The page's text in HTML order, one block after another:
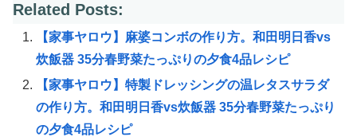
Related Posts:
【家事ヤロウ】麻婆コンボの作り方。和田明日香vs
炊飯器 35分春野菜たっぷりの夕食4品レシピ
【家事ヤロウ】特製ドレッシングの温レタスサラダ
の作り方。和田明日香vs炊飯器 35分春野菜たっぷり
の夕食4品レシピ